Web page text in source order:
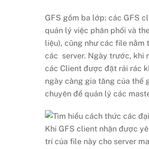
GFS gồm ba lớp: các GFS
quản lý việc phân phối và
liệu), cũng như các file nằm
các server. Ngày trước, khi
các Client được đặt rải rác
ngày càng gia tăng của thế
chuyên để quản lý các
Khi GFS client nhận được
trí của file này cho server